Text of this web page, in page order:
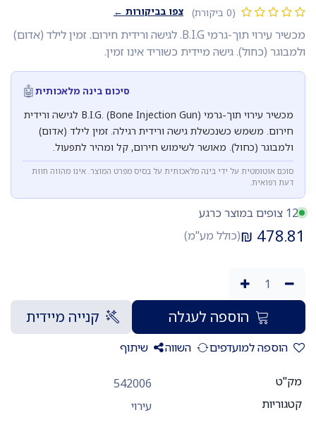
(0 ביקורת) צפו בביקורות ←
מכשיר עירוי תוך-גרמי B.I.G. לגישה ורידית חירום. זמין לילד (אדום)
ולמבוגר (כחול). גישה מיידית כשוריד אינו זמין.
סיכום בינה מלאכותית🤖
מכשיר עירוי תוך-גרמי B.I.G. (Bone Injection Gun) לגישה ורידית
חירום. משמש כשנכשלת גישה ורידית רגילה. זמין לילד (אדום)
ולמבוגר (כחול). מאושר לשימוש חירום, קל ומהיר לתפעול.
סוכם אוטומטית על ידי בינה מלאכותית על בסיס מפרט המוצר. אינו מהווה חוות
דעת רפואית.
12 צופים במוצר כרגע
478.81
₪(כולל מע"מ)
הוספה לעגלה קנייה מיידית
הוספה למועדפים השווה שיתוף
מק"ט
542006
קטגוריות
עירוי